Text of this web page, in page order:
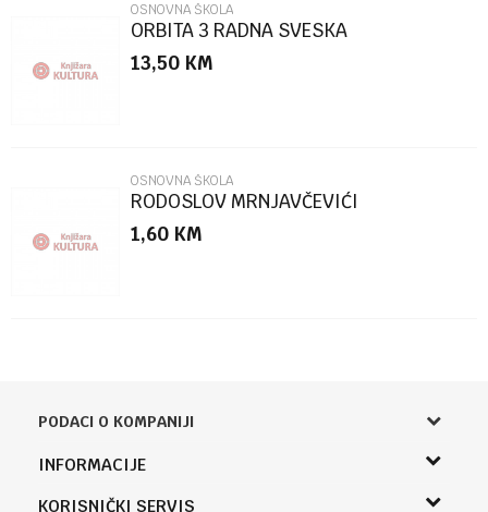
POŠALJI
OSNOVNA ŠKOLA
ORBITA 3 RADNA SVESKA
13,50 KM
OSNOVNA ŠKOLA
RODOSLOV MRNJAVČEVIĆI
1,60 KM
PODACI O KOMPANIJI
Knjižara Kultura
INFORMACIJE
O nama
KORISNIČKI SERVIS